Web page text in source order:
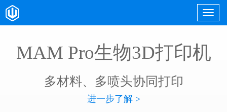
MAM Pro生物3D打印机
多材料、多喷头协同打印
进一步了解